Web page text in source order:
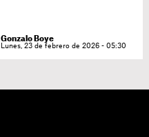
Gonzalo Boye
Lunes, 23 de febrero de 2026 - 05:30